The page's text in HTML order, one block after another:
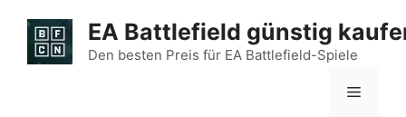
Inhalt
springen
EA Battlefield günstig
Den besten Preis für EA Battlefield-Spiele
Menü